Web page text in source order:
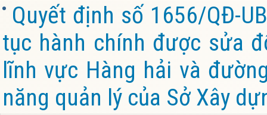
Quyết định số 1656/QĐ-
tục hành chính được sửa
lĩnh vực Hàng hải và
năng quản lý của Sở Xây